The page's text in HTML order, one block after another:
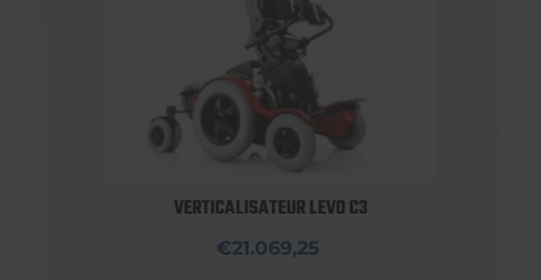
VERTICALISATEUR LEVO C3
€21.069,25